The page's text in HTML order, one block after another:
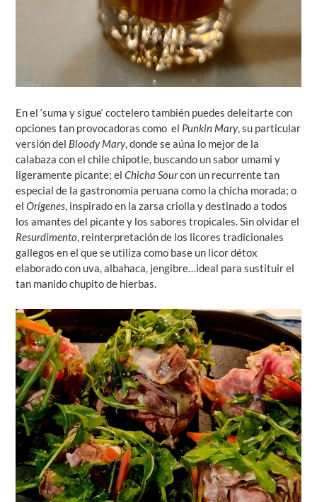
En el ‘suma y sigue‘ coctelero también puedes deleitarte con
opciones tan provocadoras como el Punkin Mary, su particular
versión del Bloody Mary, donde se aúna lo mejor de la
calabaza con el chile chipotle, buscando un sabor umami y
ligeramente picante; elChicha Sourcon un recurrente tan
especial de la gastronomía peruana como la chicha morada; o
elOrígenes , inspirado en la zarsa criolla y destinado a todos
los amantes del picante y los sabores tropicales. Sin olvidar el
Resurdimento , reinterpretación de los licores tradicionales
gallegos en el que se utiliza como base un licor détox
elaborado con uva, albahaca, jengibre…ideal para sustituir el
tan manido chupito de hierbas.